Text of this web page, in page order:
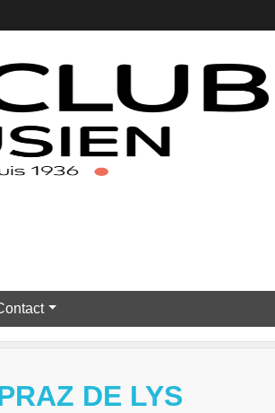
DE LYS